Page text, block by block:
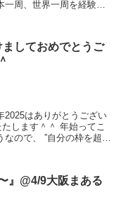
ましておめでとうご
』@4/9大阪まある